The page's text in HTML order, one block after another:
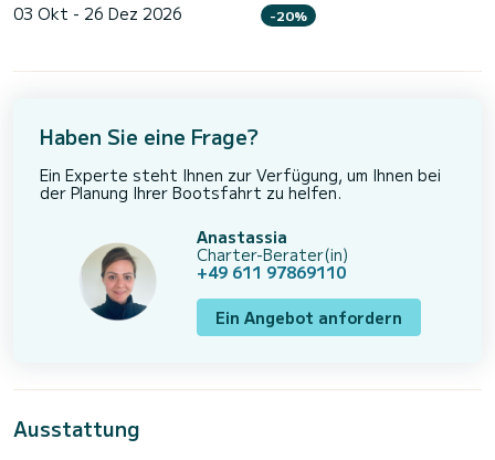
03 Okt - 26 Dez 2026 -20%
Haben Sie eine Frage?
Ein Experte steht Ihnen zur Verfügung, um Ihnen bei
der Planung Ihrer Bootsfahrt zu helfen.
Anastassia
Charter-Berater(in)
+49 611 97869110
Ein Angebot anfordern
Ausstattung